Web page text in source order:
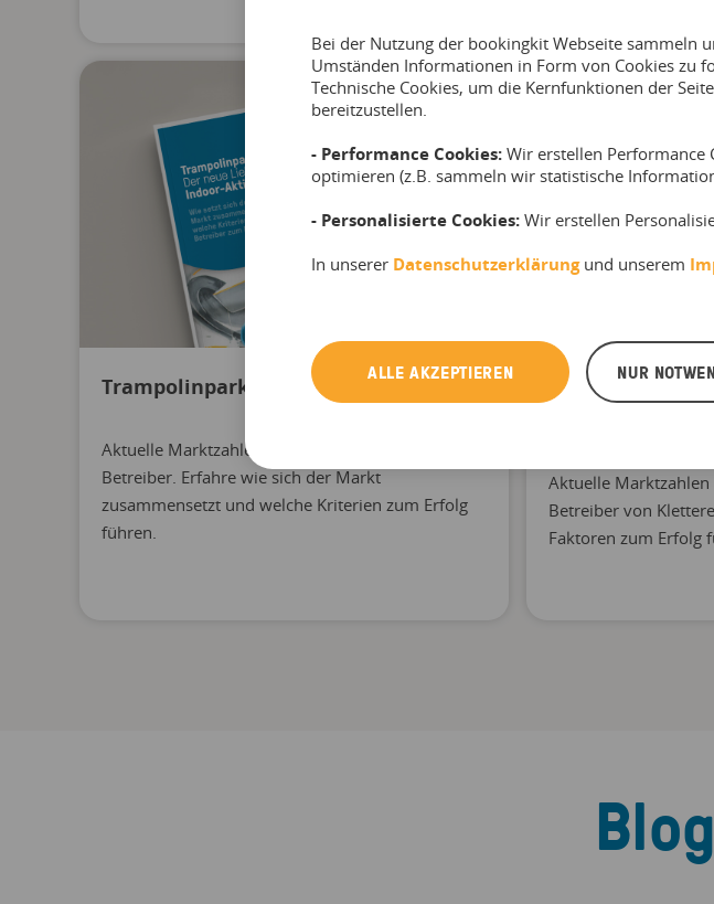
Trampolinparks in Deutschland
Aktuelle Marktzahlen und Empfehlungen für
Betreiber. Erfahre wie sich der Markt
zusammensetzt und welche Kriterien zum Erfolg
führen.
Branchen-
Aktuelle
Betreiber von
Faktoren zum Erfolg
Bei der Nutzung der bookingkit Webseite sammeln
Umständen Informationen in Form von Cookies zu
Technische Cookies, um die Kernfunktionen der
bereitzustellen.
- Performance Cookies: Wir erstellen Performance
optimieren (z.B. sammeln wir statistische
- Personalisierte Cookies: Wir erstellen
In unserer Datenschutzerklärungund unserem
ALLE AKZEPTIEREN NUR